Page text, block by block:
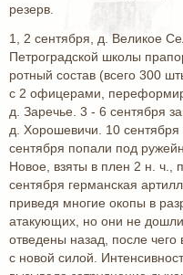
резерв.
1, 2 сентября, д. Великое
Петроградской школы
ротный состав (всего 300
с 2 офицерами,
д. Заречье. 3 - 6 сентября
д. Хорошевичи. 10
сентября попали под
Новое, взяты в плен 2 н. ч.,
сентября германская
приведя многие окопы в
атакующих, но они не
отведены назад, после чего
с новой силой.